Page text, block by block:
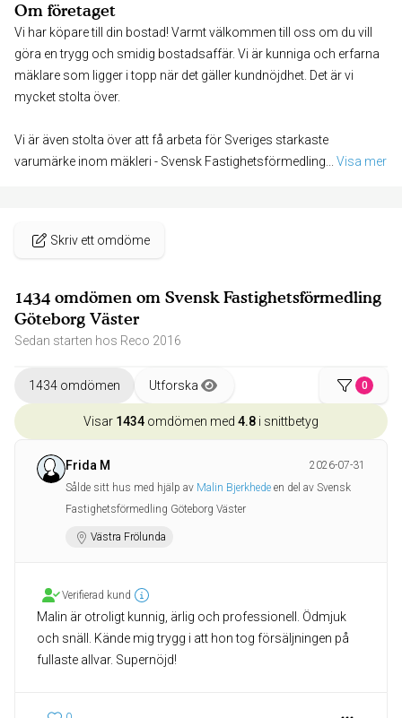
Om företaget
Vi har köpare till din bostad! Varmt välkommen till oss om du vill
göra en trygg och smidig bostadsaffär. Vi är kunniga och erfarna
mäklare som ligger i topp när det gäller kundnöjdhet. Det är vi
mycket stolta över.
Vi är även stolta över att få arbeta för Sveriges starkaste
varumärke inom mäkleri - Svensk Fastighetsförmedling... Visa mer
Skriv ett omdöme
1434 omdömen om Svensk Fastighetsförmedling
Göteborg Väster
Sedan starten hos Reco 2016
1434 omdömen Utforska 0
Visar 1434 omdömen med 4.8 i snittbetyg
Frida M
2026-07-31
Sålde sitt hus med hjälp av Malin Bjerkhede en del av Svensk
Fastighetsförmedling Göteborg Väster
Västra Frölunda
Verifierad kund
Malin är otroligt kunnig, ärlig och professionell. Ödmjuk
och snäll. Kände mig trygg i att hon tog försäljningen på
fullaste allvar. Supernöjd!